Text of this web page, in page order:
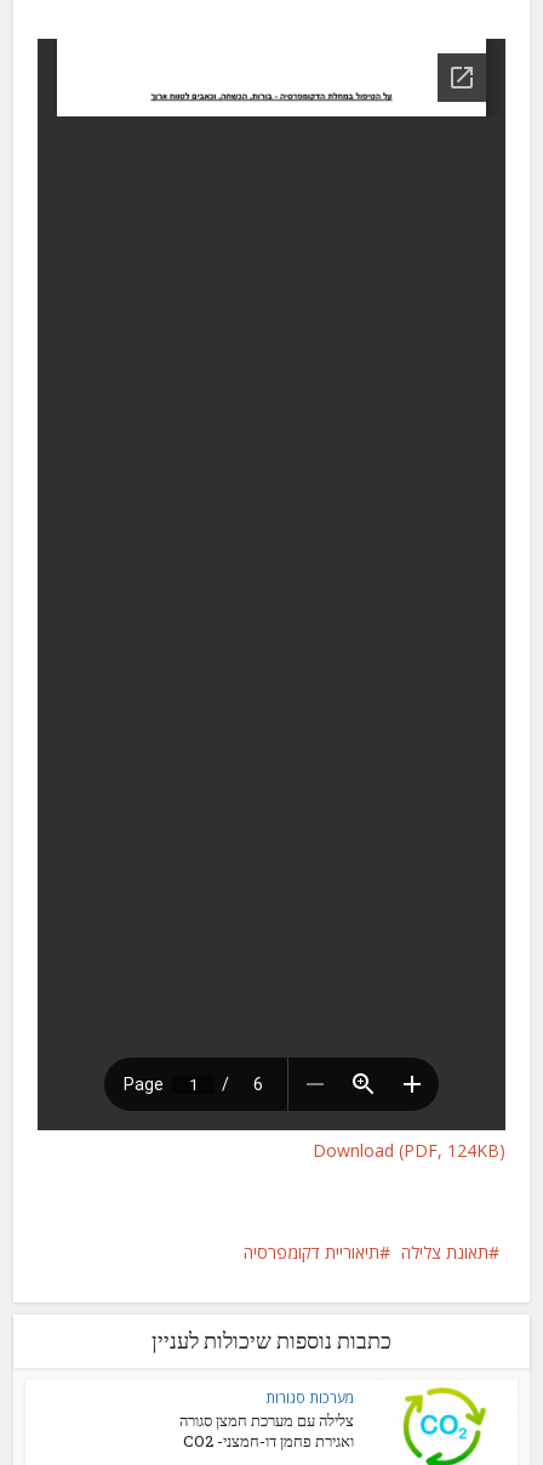
Download (PDF, 124KB)
תאונת צלילה תיאוריית דקומפרסיה
כתבות נוספות שיכולות לעניין
מערכות סגורות
צלילה עם מערכת חמצן סגורה
ואגירת פחמן דו-חמצני- CO2